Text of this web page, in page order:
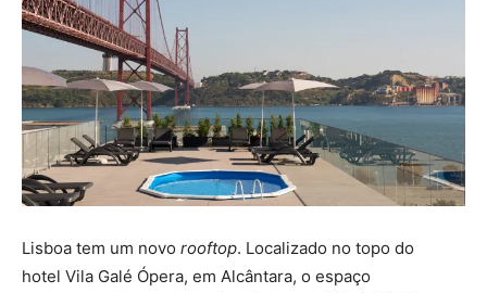
Lisboa tem um novo rooftop. Localizado no topo do
hotel Vila Galé Ópera, em Alcântara, o espaço